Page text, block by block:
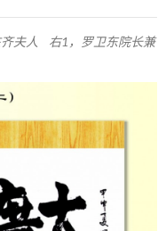
夫人 右1，罗卫东院长兼